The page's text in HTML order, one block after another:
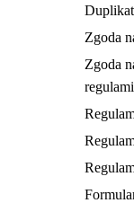
Zgoda
Zgoda